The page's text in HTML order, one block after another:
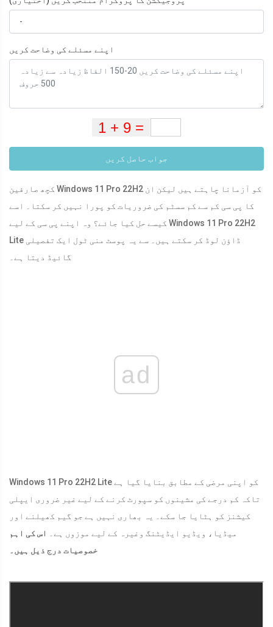
اپنے مسئلے کی وضاحت کریں
جواب حاصل کریں
کچھ صارفین Windows 11 Pro 22H2 کو آزمانا چاہتے ہیں لیکن ان
کا پی سی کم سے کم سسٹم کی ضروریات کو پورا نہیں کر سکتا۔ اسے
کیسے حل کیا جائے؟ وہ اپنے پی سی کے لیے Windows 11 Pro 22H2
Lite ڈاؤن لوڈ کر سکتے ہیں۔ سے یہ پوسٹ منی ٹول ایک تفصیلی
گائیڈ دیتا ہے۔
ad
Windows 11 Pro 22H2 Lite کو اپنی مرضی کے مطابق بنایا گیا ہے
تاکہ کم درجے کی مشینوں کو سپورٹ کرنے کے لیے غیر ضروری ایپلی
کیشنز کو ہٹایا جا سکے۔ یہ بھاری نہیں ہے جو گیم کھیلنے اور
میڈیا، ویڈیو ایڈیٹنگ وغیرہ کے لیے موزوں ہے۔
اس کی اہم
خصوصیات درج ذیل ہیں۔